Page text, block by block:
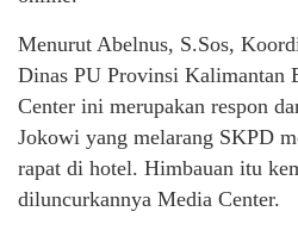
Menurut Abelnus, S.Sos,
Dinas PU Provinsi Kalimantan
Center ini merupakan respon
Jokowi yang melarang SKPD
rapat di hotel. Himbauan itu
diluncurkannya Media Center.